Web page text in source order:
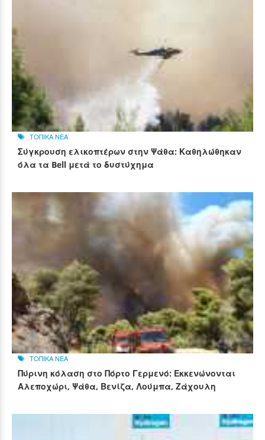
ΤΟΠΙΚΑ ΝΕΑ
Σύγκρουση ελικοπτέρων στην Ψάθα: Καθηλώθηκαν
όλα τα Bell μετά το δυστύχημα
ΤΟΠΙΚΑ ΝΕΑ
Πύρινη κόλαση στο Πόρτο Γερμενό: Εκκενώνονται
Αλεποχώρι, Ψάθα, Βενίζα, Λούμπα, Ζάχουλη